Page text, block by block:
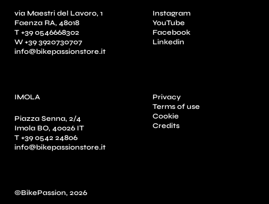
via Maestri del Lavoro, 1
Faenza RA, 48018
T +39 0546668302
W +39 3920730707
info@bikepassionstore.it
IMOLA
Piazza Senna, 2/4
Imola BO, 40026 IT
T +39 0542 24806
info@bikepassionstore.it
Instagram
YouTube
Facebook
Linkedin
Privacy
Terms of use
Cookie
Credits
©BikePassion, 2026